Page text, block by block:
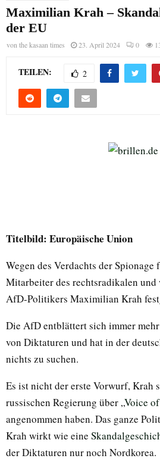
Maximilian Krah –
der EU
von the kasaan times 23. April 2024 0
TEILEN: 2
Titelbild: Europäische Union
Wegen des Verdachts der
Mitarbeiter des rechtsradikalen
AfD-Politikers Maximilian Krah
Die AfD entblättert sich immer
von Diktaturen und hat in der
nichts zu suchen.
Es ist nicht der erste Vorwurf, Krah
russischen Regierung über „Voice
angenommen haben. Das ganze
Krah wirkt wie eine
der Diktaturen nur noch Nordkorea.